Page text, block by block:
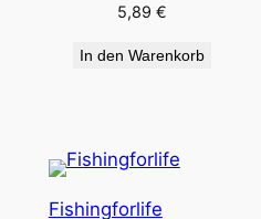
5,89€
In den Warenkorb
Fishingforlife